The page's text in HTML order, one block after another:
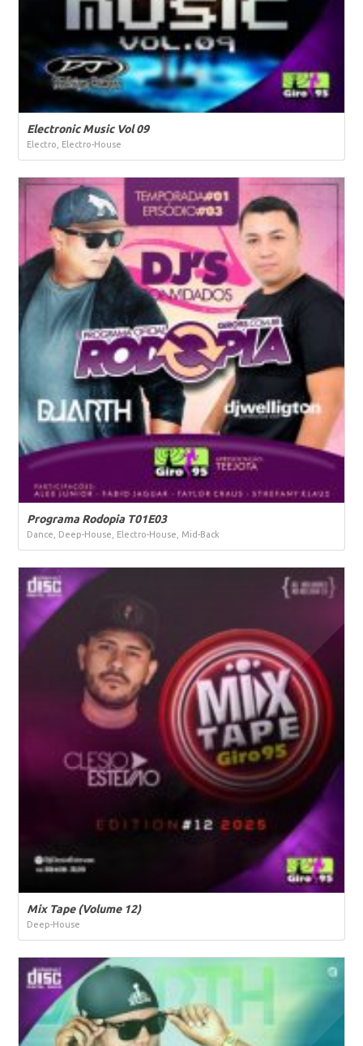
Electronic Music Vol 09
Electro, Electro-House
Programa Rodopia T01E03
Dance, Deep-House, Electro-House, Mid-Back
Mix Tape (Volume 12)
Deep-House